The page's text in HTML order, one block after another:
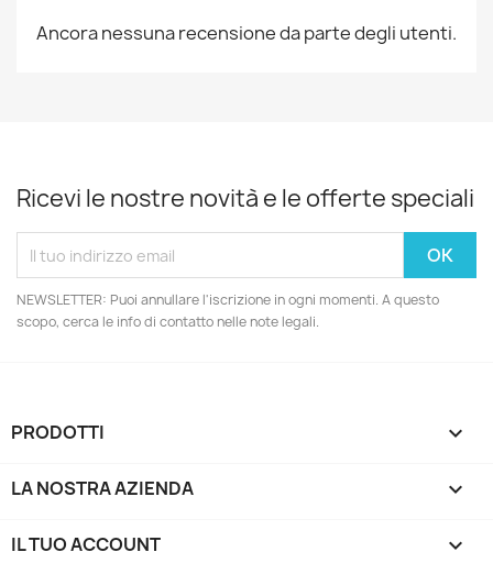
Ancora nessuna recensione da parte degli utenti.
Ricevi le nostre novità e le offerte speciali
NEWSLETTER: Puoi annullare l'iscrizione in ogni momenti. A questo
scopo, cerca le info di contatto nelle note legali.
PRODOTTI 
LA NOSTRA AZIENDA 
IL TUO ACCOUNT 